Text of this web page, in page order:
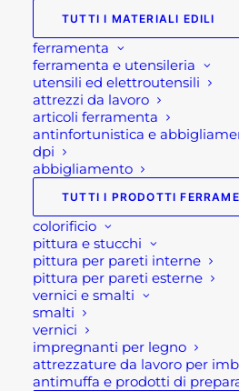
TUTTI I MATERIALI EDILI
ferramenta
ferramenta e utensileria
utensili ed elettroutensili
attrezzi da lavoro
articoli ferramenta
antinfortunistica e
dpi
abbigliamento
TUTTI I PRODOTTI
colorificio
pittura e stucchi
pittura per pareti interne
pittura per pareti esterne
vernici e smalti
smalti
vernici
impregnanti per legno
attrezzature da lavoro per
antimuffa e prodotti di
Esaurito
SKU
FE802609
Categorie
ARREDO
DA GIARDINO
Tag
arredo giardino
Commerciale
tavolo in ferro
tavolo in ferro